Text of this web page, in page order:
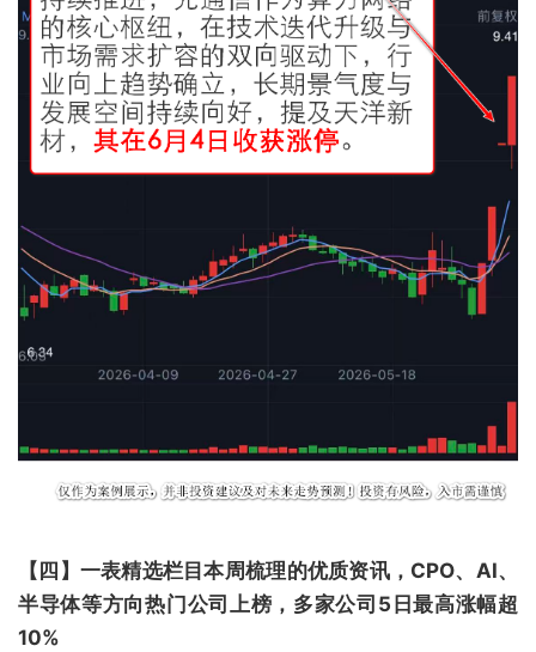
【四】一表精选栏目本周梳理的优质资讯，CPO、AI、
半导体等方向热门公司上榜，多家公司5日最高涨幅超
10%